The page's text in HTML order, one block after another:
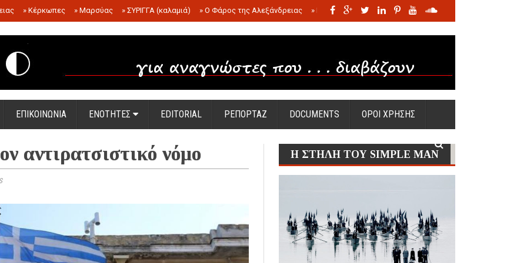
» Κέρκωπες » Μαρσύας » ΣΥΡΙΓΓΑ (καλαμιά) » Ο Φάρος της Αλεξάνδρειας » Η σφαγή των νηπίων της Σάντας
.
ΕΠΙΚΟΙΝΩΝΙΑ ΕΝΟΤΗΤΕΣ EDITORIAL ΡΕΠΟΡΤΑΖ DOCUMENTS ΟΡΟΙ ΧΡΗΣΗΣ
αντιρατσιστικό νόμο Η ΣΤΗΛΗ ΤΟΥ SIMPLE MAN